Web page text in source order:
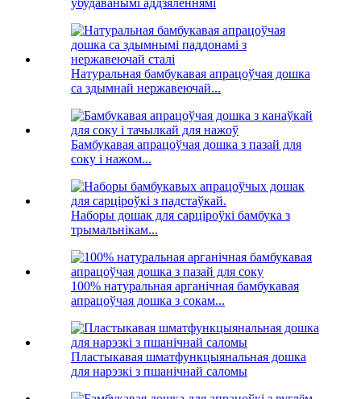
ўбудаванымі аддзяленнямі
Натуральная бамбукавая апрацоўчая дошка
са здымнай нержавеючай...
Бамбукавая апрацоўчая дошка з пазай для
соку і нажом...
Наборы дошак для сарціроўкі бамбука з
трымальнікам...
100% натуральная арганічная бамбукавая
апрацоўчая дошка з сокам...
Пластыкавая шматфункцыянальная дошка
для нарэзкі з пшанічнай саломы